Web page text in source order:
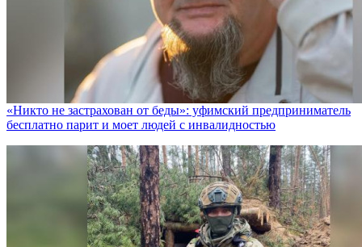
«Никто не заcтрахован от беды»: уфимский предприниматель
бесплатно парит и моет людей с инвалидностью